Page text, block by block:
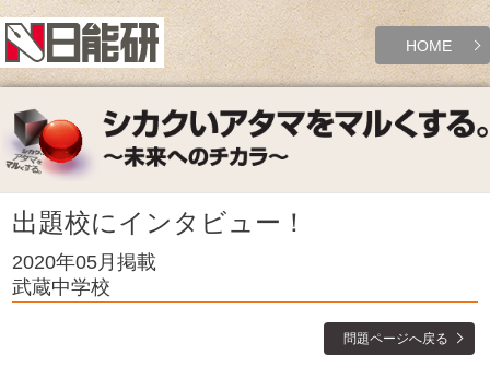
HOME
出題校にインタビュー！
2020年05月掲載
武蔵中学校
問題ページへ戻る